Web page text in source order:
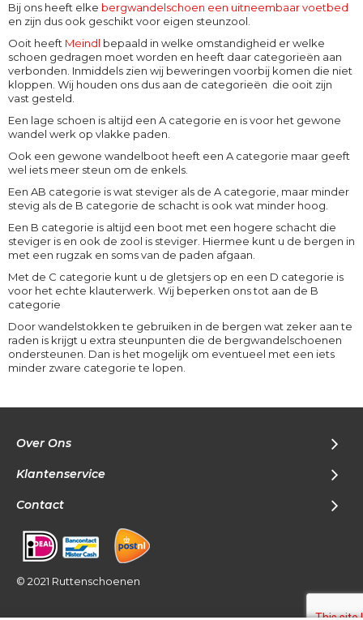
Bij ons heeft elke bergwandelschoen een uitneembaar voetbed
en zijn dus ook geschikt voor eigen steunzool.
Ooit heeft Meindl bepaald in welke omstandigheid er welke
schoen gedragen moet worden en heeft daar categorieën aan
verbonden. Inmiddels zien wij beweringen voorbij komen die niet
kloppen. Wij houden ons dus aan de categorieën die ooit zijn
vast gesteld.
Een lage schoen is altijd een A categorie en is voor het gewone
wandel werk op vlakke paden.
Ook een gewone wandelboot heeft een A categorie maar geeft
wel iets meer steun om de enkels.
Een AB categorie is wat steviger als de A categorie, maar minder
stevig als de B categorie de schacht is ook wat minder hoog.
Een B categorie is altijd een boot met een hogere schacht die
steviger is en ook de zool is steviger. Hiermee kunt u de bergen in
met een rugzak en soms van de paden afgaan.
Met de C categorie kunt u de gletsjers op en een D categorie is
voor het echte klauterwerk. Wij beperken ons tot aan de B
categorie
Door wandelstokken te gebruiken in de bergen wat zeker aan te
raden is krijgt u extra steunpunten die de bergwandelschoenen
ondersteunen. Dan is het mogelijk om eventueel met een iets
minder zware categorie te lopen.
Over Ons
Klantenservice
Contact
© 2021 Ruttenschoenen